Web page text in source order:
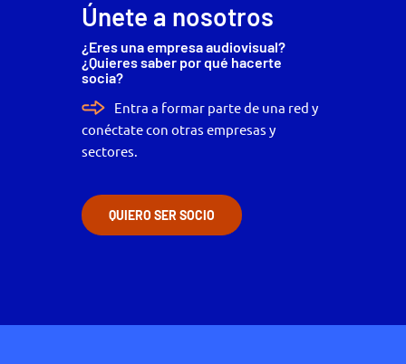
Únete a nosotros
¿Eres una empresa audiovisual?
¿Quieres saber por qué hacerte
socia?
Entra a formar parte de una red y
conéctate con otras empresas y
sectores.
QUIERO SER SOCIO